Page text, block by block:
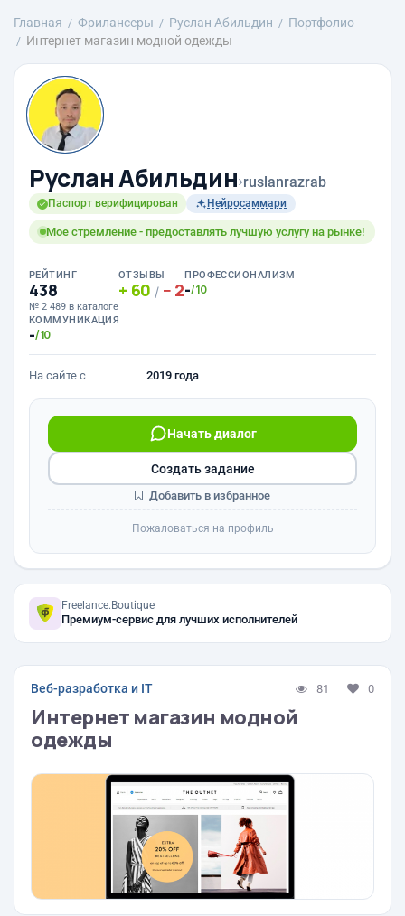
Главная Фрилансеры Руслан Абильдин
Портфолио
Интернет магазин модной одежды
Руслан Абильдин›ruslanrazrab
Паспорт верифицирован Нейросаммари
Мое стремление - предоставлять лучшую услугу на рынке!
РЕЙТИНГ
438
№ 2 489 в каталоге
ОТЗЫВЫ
60 / 2
ПРОФЕССИОНАЛИЗМ
-/10
КОММУНИКАЦИЯ
-/10
На сайте с 2019 года
Начать диалог
Создать задание
Добавить в избранное
Пожаловаться на профиль
Freelance.Boutique
Премиум-сервис для лучших исполнителей
Веб-разработка и IT 81 0
Интернет магазин модной
одежды